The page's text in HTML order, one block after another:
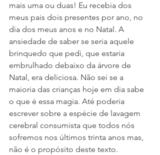
mais uma ou duas! Eu recebia dos
meus pais dois presentes por ano, no
dia dos meus anos e no Natal. A
ansiedade de saber se seria aquele
brinquedo que pedi, que estaria
embrulhado debaixo da árvore de
Natal, era deliciosa. Não sei se a
maioria das crianças hoje em dia sabe
o que é essa magia. Até poderia
escrever sobre a espécie de lavagem
cerebral consumista que todos nós
sofremos nos últimos trinta anos mas,
não é o propósito deste texto.